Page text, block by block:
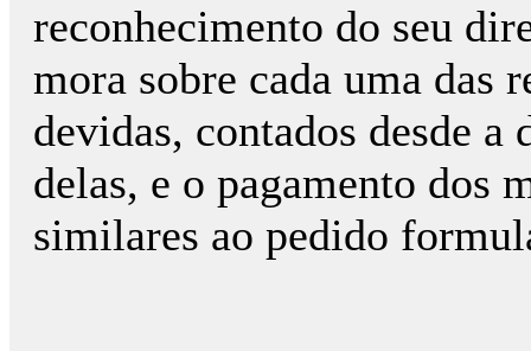
reconhecimento do seu
mora sobre cada uma das
devidas, contados desde a
delas, e o pagamento dos
similares ao pedido